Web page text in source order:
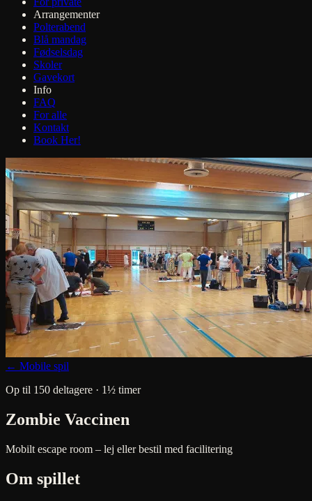
Arrangementer
Polterabend
Blå mandag
Fødselsdag
Skoler
Gavekort
Info
FAQ
For alle
Kontakt
Book Her!
← Mobile spil
Op til 150 deltagere · 1½ timer
Zombie Vaccinen
Mobilt escape room – lej eller bestil med facilitering
Om spillet